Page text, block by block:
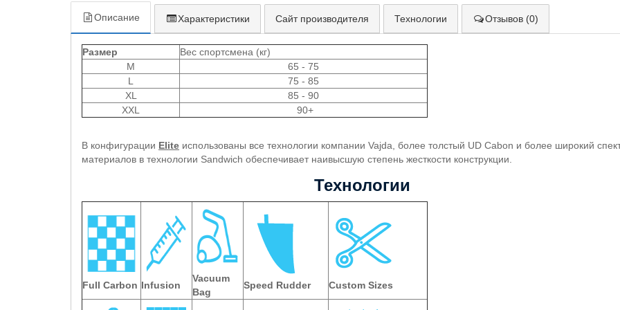
Описание Характеристики Сайт производителя Технологии Отзывов (0)
Размер
Вес спортсмена (кг)
M
65 - 75
L
75 - 85
XL
85 - 90
XXL
90+
В конфигурации Elite использованы все технологии компании Vajda, более толстый UD Cabon и более широкий
материалов в технологии Sandwich обеспечивает наивысшую степень жесткости конструкции.
Технологии
Full Carbon Infusion
Vacuum
Bag
Speed Rudder Custom Sizes